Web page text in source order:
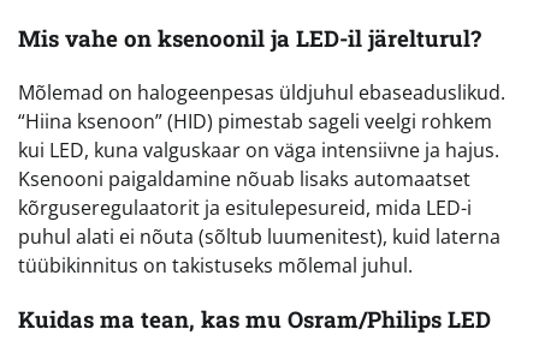
Mis vahe on ksenoonil ja LED-il järelturul?
Mõlemad on halogeenpesas üldjuhul ebaseaduslikud.
“Hiina ksenoon” (HID) pimestab sageli veelgi rohkem
kui LED, kuna valguskaar on väga intensiivne ja hajus.
Ksenooni paigaldamine nõuab lisaks automaatset
kõrguseregulaatorit ja esitulepesureid, mida LED-i
puhul alati ei nõuta (sõltub luumenitest), kuid laterna
tüübikinnitus on takistuseks mõlemal juhul.
Kuidas ma tean, kas mu Osram/Philips LED